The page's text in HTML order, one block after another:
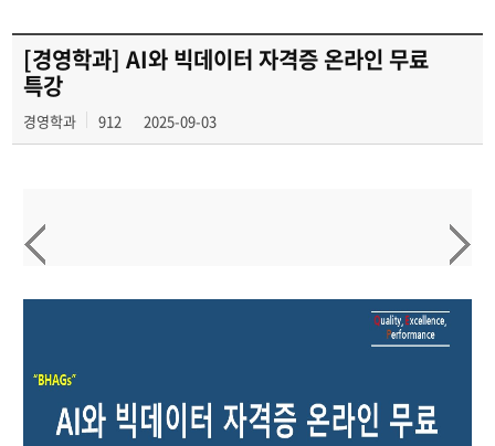
[경영학과] AI와 빅데이터 자격증 온라인 무료
특강
경영학과 912 2025-09-03